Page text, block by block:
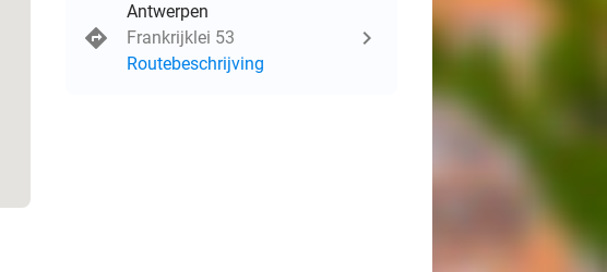
Antwerpen
Frankrijklei 53
Routebeschrijving